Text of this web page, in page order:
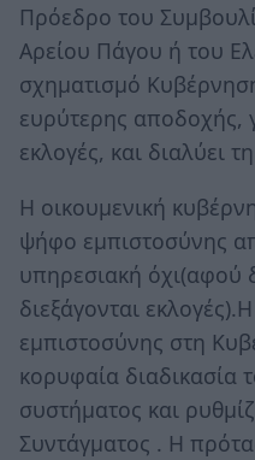
Πρόεδρο του
Aρείου Πάγου ή του
σχηματισμό
ευρύτερης αποδοχής,
εκλογές, και διαλύει
Η οικουμενική
ψήφο εμπιστοσύνης
υπηρεσιακή όχι(αφού
διεξάγονται
εμπιστοσύνης στη
κορυφαία διαδικασία
συστήματος και
Συντάγματος . Η